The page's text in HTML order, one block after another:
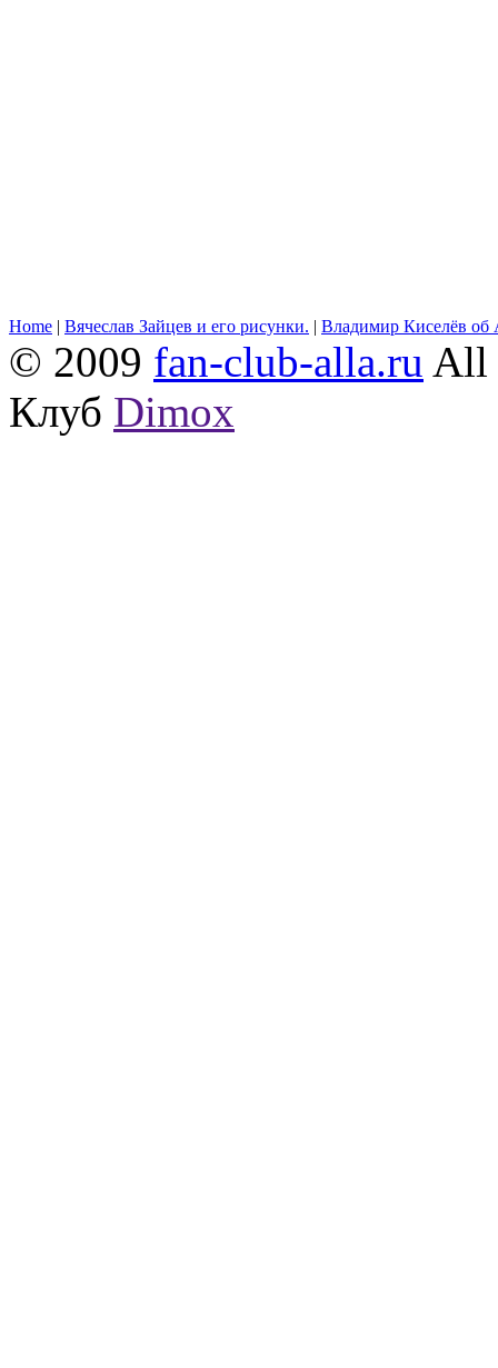
Home | Вячеслав Зайцев и его рисунки. | Владимир Киселёв об
© 2009 fan-club-alla.ru All
Клуб Dimox